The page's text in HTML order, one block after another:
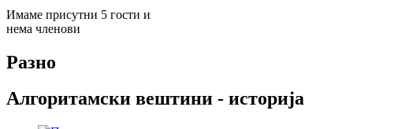
Имаме присутни 5 гости и
нема членови
Разно
Алгоритамски вештини - историја